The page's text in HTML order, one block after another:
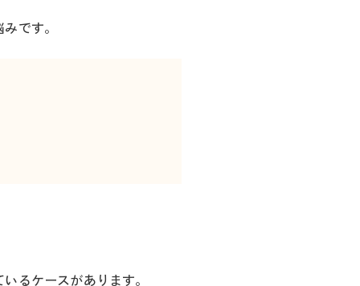
です。
るケースがあります。